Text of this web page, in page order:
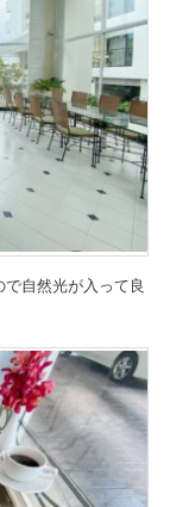
自然光が入って良